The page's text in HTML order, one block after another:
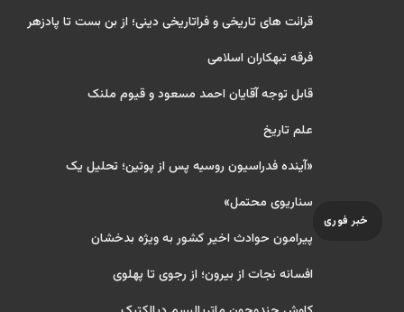
خبر فوری
قرائت های تاریخی و فراتاریخی دینی؛ از بن بست تا پادزهر
فرقه تبهکاران اسلامی
قابل توجه آقایان احمد مسعود و قیوم ملنک
علم تاریخ
«آینده فدراسیون روسیه پس از پوتین؛ تحلیل یک
سناریوی محتمل»
پیرامون حوادث اخیر کشور به ویژه بدخشان
افسانه نجات از بیرون؛ از رجوی تا پهلوی